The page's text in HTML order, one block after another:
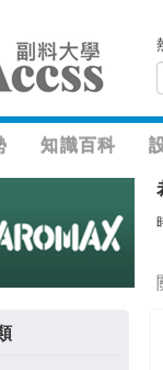
知識百科